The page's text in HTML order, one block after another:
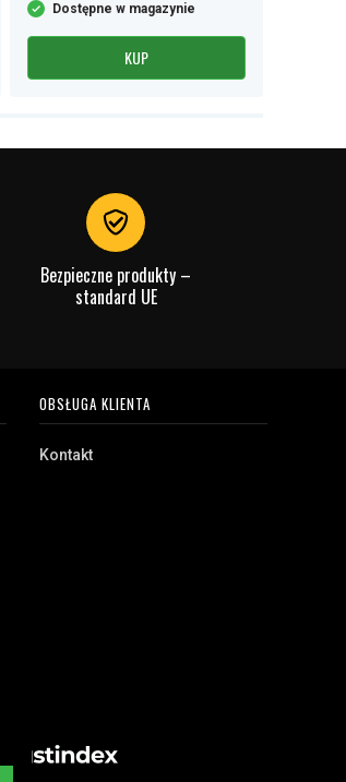
Dostępne w magazynie
KUP
Bezpieczne produkty –
standard UE
OBSŁUGA KLIENTA
Kontakt